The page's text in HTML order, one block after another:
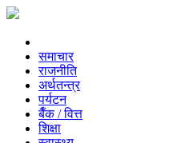
समाचार
राजनीति
अर्थतन्त्र
पर्यटन
बैँक / वित्त
शिक्षा